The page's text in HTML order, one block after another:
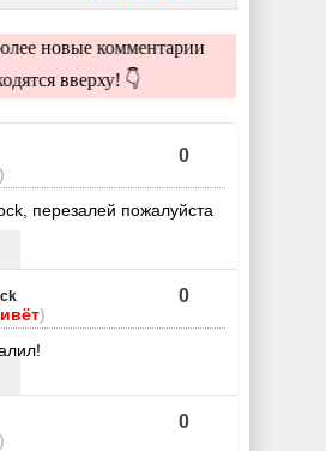
новые комментарии
вверху! 👇
0
перезалей пожалуйста
)
0
0